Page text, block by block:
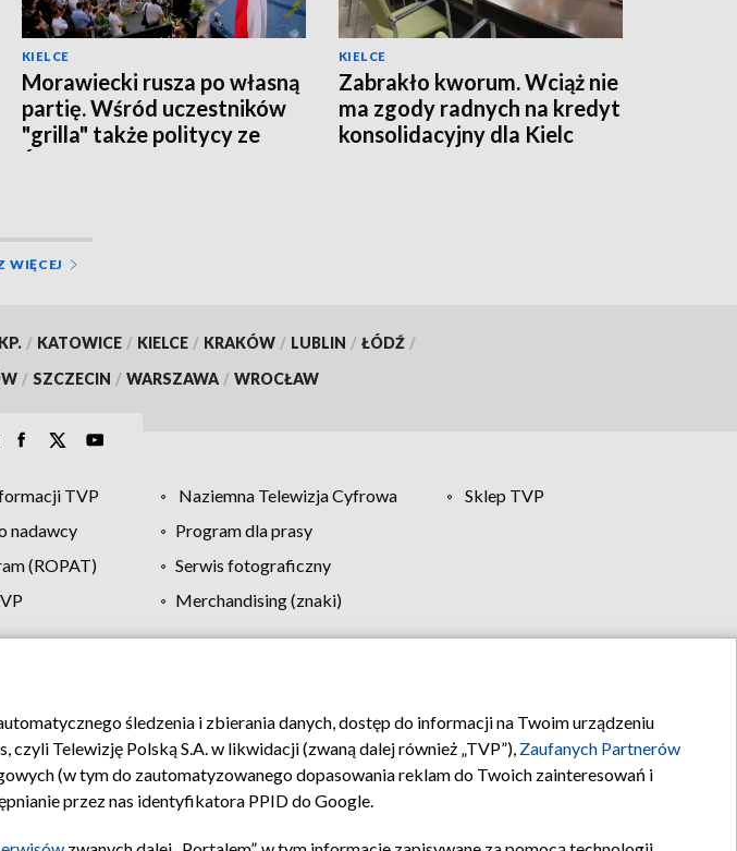
KIELCE
Morawiecki rusza po własną
partię. Wśród uczestników
"grilla" także politycy ze
Świętokrzyskiego
KIELCE
Zabrakło kworum. Wciąż nie
ma zgody radnych na kredyt
konsolidacyjny dla Kielc
WIĘCEJ
/ KATOWICE / KIELCE / KRAKÓW / LUBLIN / ŁÓDŹ /
/ SZCZECIN / WARSZAWA / WROCŁAW
TVP Naziemna Telewizja Cyfrowa
Sklep TVP
nadawcy
Program dla prasy
(ROPAT)
Serwis fotograficzny
Merchandising (znaki)
zgody Pomoc Biuro reklamy Kontakt
śledzenia i zbierania danych, dostęp do informacji na Twoim urządzeniu
Telewizję Polską S.A. w likwidacji (zwaną dalej również „TVP”), Zaufanych Partnerów
(w tym do zautomatyzowanego dopasowania reklam do Twoich zainteresowań i
przez nas identyfikatora PPID do Google.